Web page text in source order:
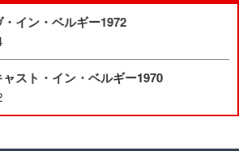
イン・ベルギー1972
スト・イン・ベルギー1970